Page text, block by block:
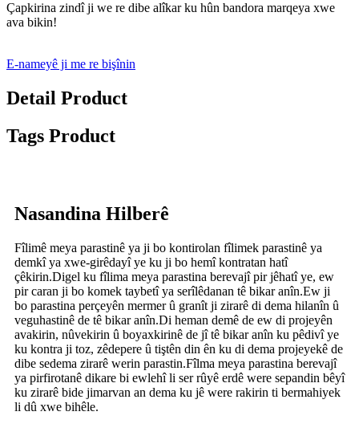
Çapkirina zindî ji we re dibe alîkar ku hûn bandora marqeya xwe
ava bikin!
E-nameyê ji me re bişînin
Detail Product
Tags Product
Nasandina Hilberê
Fîlimê meya parastinê ya ji bo kontirolan fîlimek parastinê ya
demkî ya xwe-girêdayî ye ku ji bo hemî kontratan hatî
çêkirin.Digel ku fîlima meya parastina berevajî pir jêhatî ye, ew
pir caran ji bo komek taybetî ya serîlêdanan tê bikar anîn.Ew ji
bo parastina perçeyên mermer û granît ji zirarê di dema hilanîn û
veguhastinê de tê bikar anîn.Di heman demê de ew di projeyên
avakirin, nûvekirin û boyaxkirinê de jî tê bikar anîn ku pêdivî ye
ku kontra ji toz, zêdepere û tiştên din ên ku di dema projeyekê de
dibe sedema zirarê werin parastin.Fîlma meya parastina berevajî
ya pirfirotanê dikare bi ewlehî li ser rûyê erdê were sepandin bêyî
ku zirarê bide jimarvan an dema ku jê were rakirin ti bermahiyek
li dû xwe bihêle.